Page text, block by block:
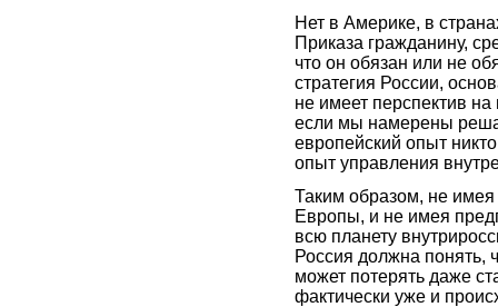
Нет в Америке, в
Приказа гражданину,
что он обязан или не
стратегия России,
не имеет перспектив
если мы намерены
европейский опыт
опыт управления
Таким образом, не имея
Европы, и не имея
всю планету
Россия должна понять,
может потерять даже
фактически уже и